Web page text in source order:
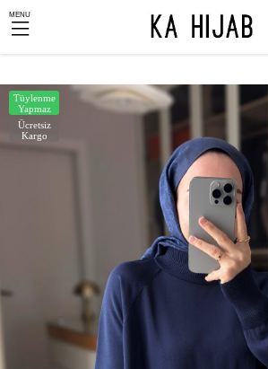
MENU
Ücretsiz
Kargo
Tüylenme
Yapmaz